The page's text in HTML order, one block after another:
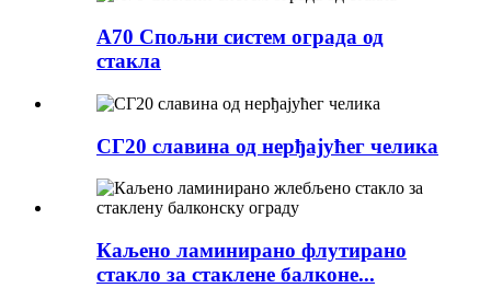
А70 Спољни систем ограда од
стакла
СГ20 славина од нерђајућег челика
Каљено ламинирано флутирано
стакло за стаклене балконе...